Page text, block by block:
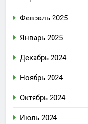
Февраль 2025
Январь 2025
Декабрь 2024
Ноябрь 2024
Октябрь 2024
Июль 2024